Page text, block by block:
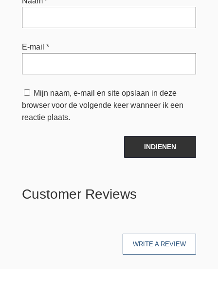
E-mail *
Mijn naam, e-mail en site opslaan in deze
browser voor de volgende keer wanneer ik een
reactie plaats.
INDIENEN
Customer Reviews
WRITE A REVIEW